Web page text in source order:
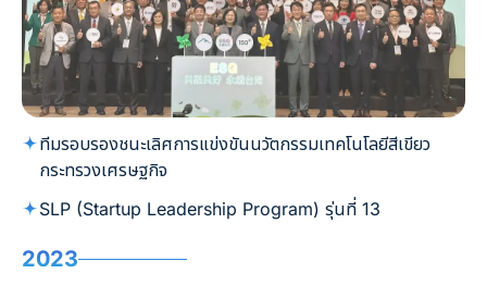
ทีมรอบรองชนะเลิศการแข่งขันนวัตกรรมเทคโนโลยีสีเขียว
กระทรวงเศรษฐกิจ
SLP (Startup Leadership Program) รุ่นที่ 13
2023